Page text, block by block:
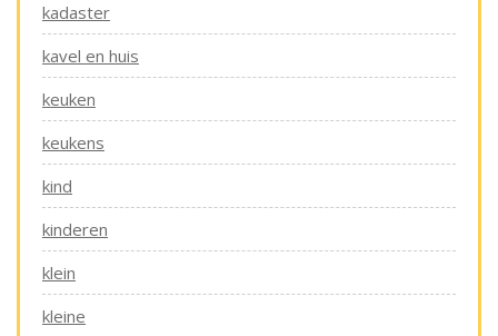
kadaster
kavel en huis
keuken
keukens
kind
kinderen
klein
kleine